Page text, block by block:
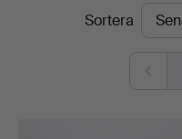
Vänersborg
SlutpriserSortera